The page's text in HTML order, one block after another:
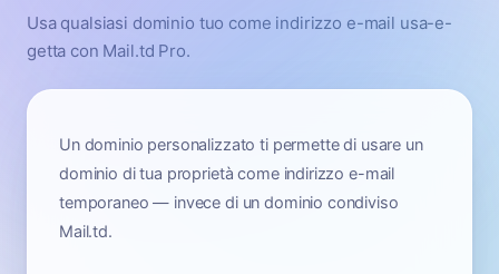
Usa qualsiasi dominio tuo come indirizzo e-mail usa-e-
getta con Mail.td Pro.
Un dominio personalizzato ti permette di usare un
dominio di tua proprietà come indirizzo e-mail
temporaneo — invece di un dominio condiviso
Mail.td.